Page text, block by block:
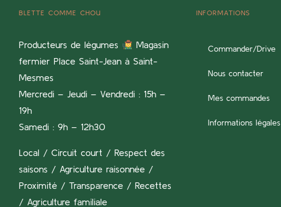
BLETTE COMME CHOU
Producteurs de légumes
Magasin
fermier Place Saint-Jean à Saint-
Mesmes
Mercredi – Jeudi – Vendredi : 15h –
19h
Samedi : 9h – 12h30
Local / Circuit court / Respect des
saisons / Agriculture raisonnée /
Proximité / Transparence / Recettes
/ Agriculture familiale
INFORMATIONS
Commander/Drive
Nous contacter
Mes commandes
Informations légales